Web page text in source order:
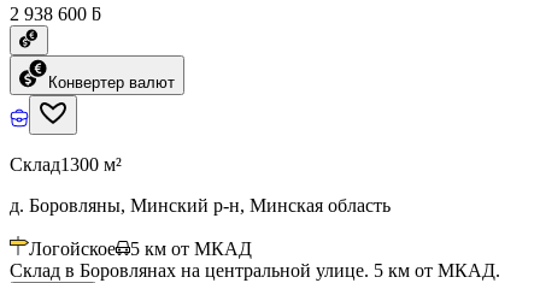
2 938 600 ƃ
Конвертер валют
Склад1300 м²
д. Боровляны, Минский р-н, Минская область
Логойское 5 км от МКАД
Склад в Боровлянах на центральной улице. 5 км от МКАД.